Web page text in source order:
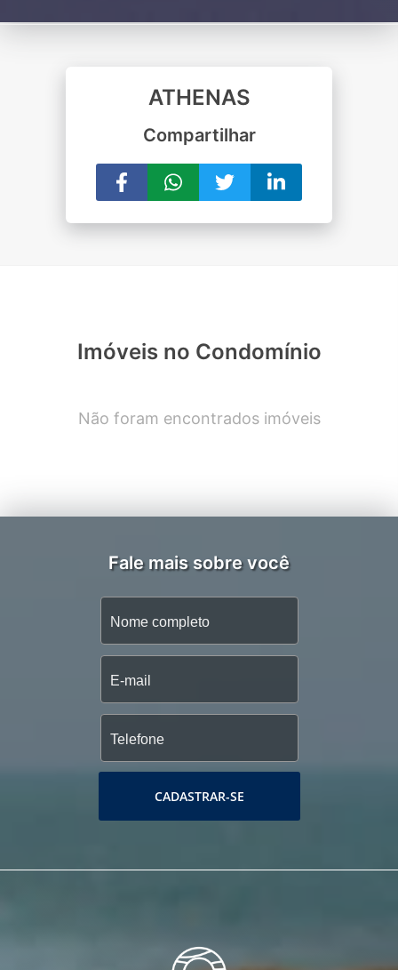
ATHENAS
Compartilhar
Imóveis no Condomínio
Não foram encontrados imóveis
Fale mais sobre você
CADASTRAR-SE